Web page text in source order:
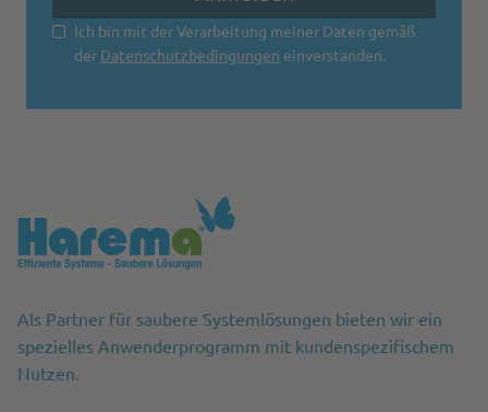
Ich bin mit der Verarbeitung meiner Daten gemäß
der Datenschutzbedingungen einverstanden.
Als Partner für saubere Systemlösungen bieten wir ein
spezielles Anwenderprogramm mit kundenspezifischem
Nutzen.